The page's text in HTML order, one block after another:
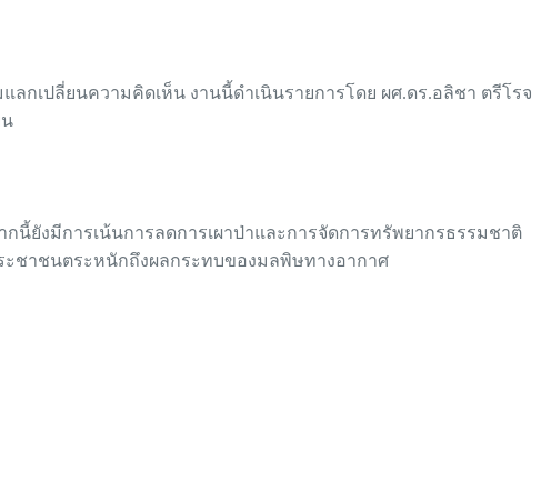
กเปลี่ยนความคิดเห็น งานนี้ดำเนินรายการโดย ผศ.ดร.อลิชา ตรีโรจ
ยังมีการเน้นการลดการเผาป่าและการจัดการทรัพยากรธรรมชาติ
ะชาชนตระหนักถึงผลกระทบของมลพิษทางอากาศ